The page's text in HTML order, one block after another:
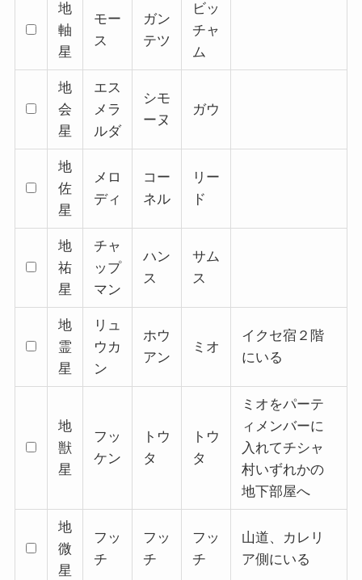
地
軸
星
モー
ス
ガン
テツ
ビッ
チャ
ム
地
会
星
エス
メラ
ルダ
シモ
ーヌ
ガウ
地
佐
星
メロ
ディ
コー
ネル
リー
ド
地
祐
星
チャ
ップ
マン
ハン
ス
サム
ス
地
霊
星
リュ
ウカ
ン
ホウ
アン
ミオ
イクセ宿２階
にいる
地
獣
星
フッ
ケン
トウ
タ
トウ
タ
ミオをパーテ
ィメンバーに
入れてチシャ
村いずれかの
地下部屋へ
地
微
星
フッ
チ
フッ
チ
フッ
チ
山道、カレリ
ア側にいる